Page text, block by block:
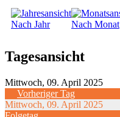
Nach Jahr Nach Monat
Tagesansicht
Mittwoch, 09. April 2025
Vorheriger Tag
Mittwoch, 09. April 2025